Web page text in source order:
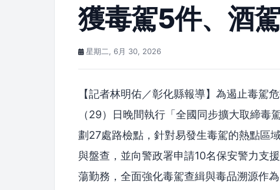
獲毒駕5件、酒
星期二, 6月 30, 2026
【記者林明佑／彰化縣報導】為遏止毒駕
（29）日晚間執行「全國同步擴大取締毒
劃27處路檢點，針對易發生毒駕的熱點區
與盤查，並向警政署申請10名保安警力支
蕩勤務，全面強化毒駕查緝與毒品溯源作